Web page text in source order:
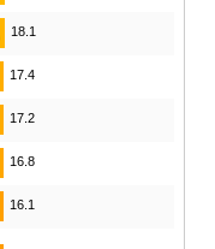
18.1
17.4
17.2
16.8
16.1